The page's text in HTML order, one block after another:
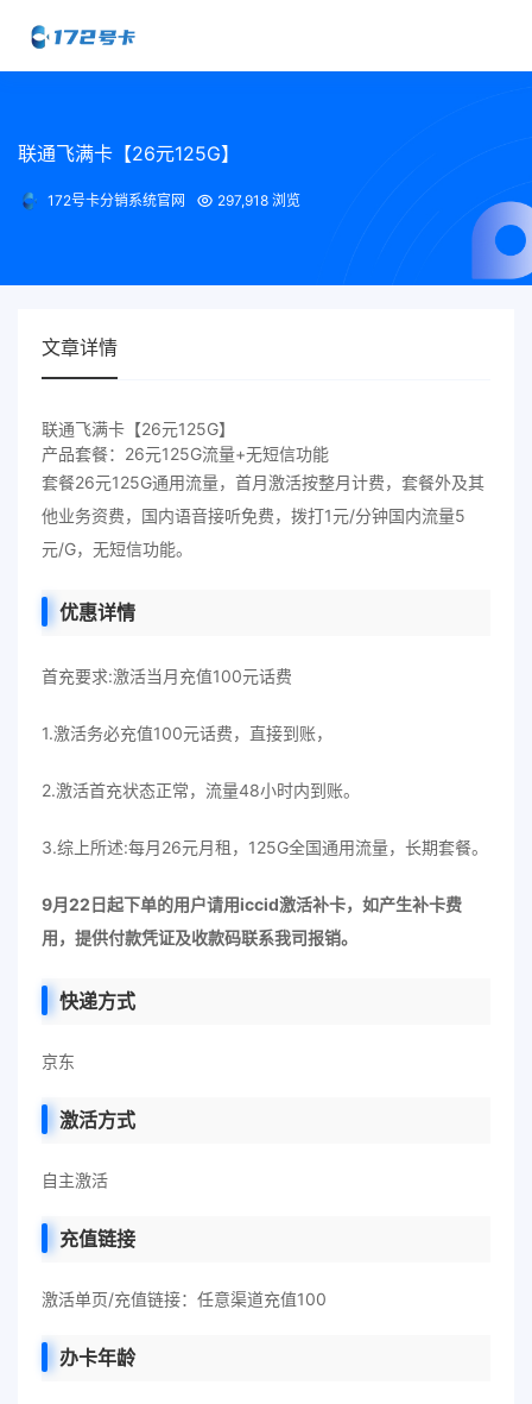
联通飞满卡【26元125G】
172号卡分销系统官网 297,918 浏览
文章详情
联通飞满卡【26元125G】
产品套餐：26元125G流量+无短信功能
套餐26元125G通用流量，首月激活按整月计费，套餐外及其
他业务资费，国内语音接听免费，拨打1元/分钟国内流量5
元/G，无短信功能。
优惠详情
首充要求:激活当月充值100元话费
1.激活务必充值100元话费，直接到账，
2.激活首充状态正常，流量48小时内到账。
3.综上所述:每月26元月租，125G全国通用流量，长期套餐。
9月22日起下单的用户请用iccid激活补卡，如产生补卡费
用，提供付款凭证及收款码联系我司报销。
快递方式
京东
激活方式
自主激活
充值链接
激活单页/充值链接：任意渠道充值100
办卡年龄